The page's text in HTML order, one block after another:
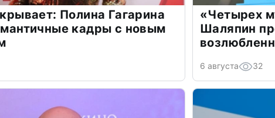
Полина Гагарина
кадры с новым
«Четырех
Шаляпин
6 августа 32